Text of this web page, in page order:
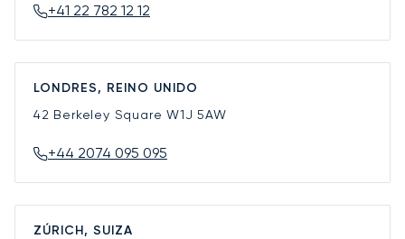
+41 22 782 12 12
LONDRES, REINO UNIDO
42 Berkeley SquareW1J 5AW
+44 2074 095 095
ZÚRICH, SUIZA